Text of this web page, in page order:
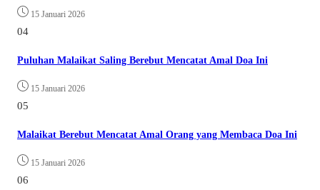
15 Januari 2026
04
Puluhan Malaikat Saling Berebut Mencatat Amal Doa Ini
15 Januari 2026
05
Malaikat Berebut Mencatat Amal Orang yang Membaca Doa Ini
15 Januari 2026
06